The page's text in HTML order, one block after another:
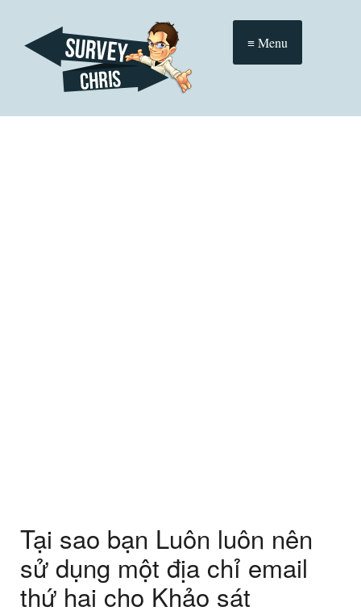
≡ Menu
Tại sao bạn Luôn luôn nên
sử dụng một địa chỉ email
thứ hai cho Khảo sát